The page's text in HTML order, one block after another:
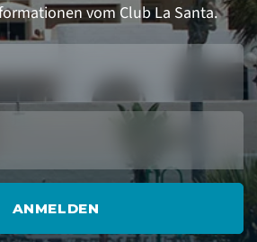
vom Club La Santa.
ANMELDEN